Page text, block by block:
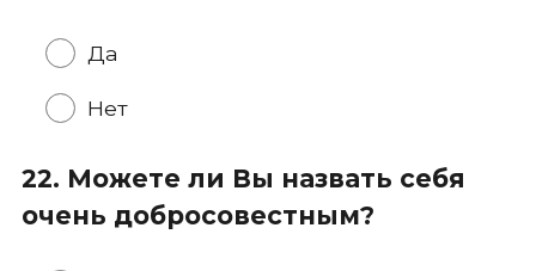
Да
Нет
22. Можете ли Вы назвать себя
очень добросовестным?